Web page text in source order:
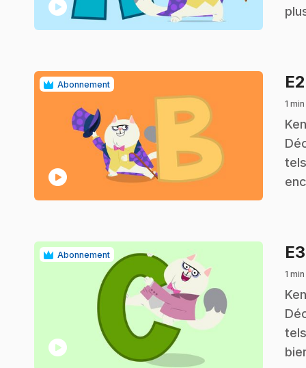
play_circle
Abonnement
play_circle
E2
1
.
Abonnement
play_circle
E3
1
.